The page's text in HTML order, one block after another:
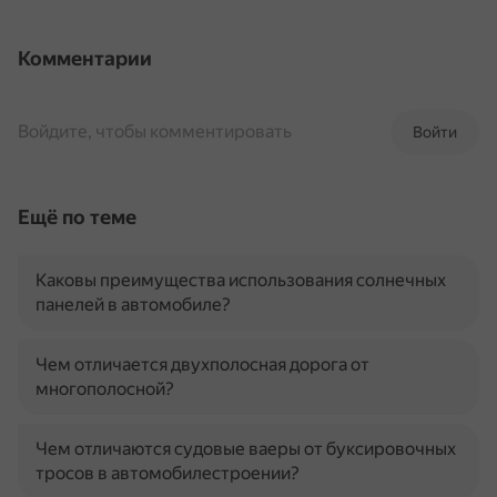
Комментарии
Войти
Войдите, чтобы комментировать
Ещё по теме
Каковы преимущества использования солнечных
панелей в автомобиле?
Чем отличается двухполосная дорога от
многополосной?
Чем отличаются судовые ваеры от буксировочных
тросов в автомобилестроении?